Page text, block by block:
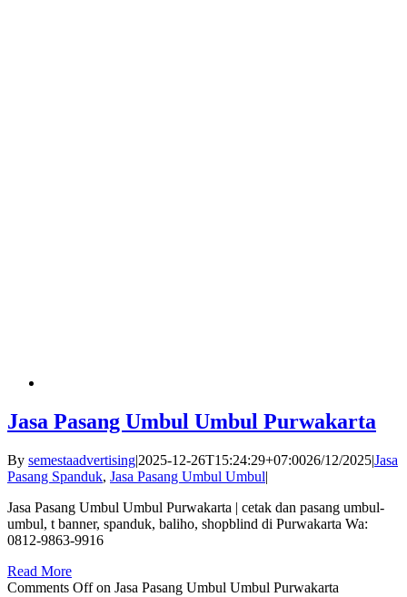
Jasa Pasang Umbul Umbul Purwakarta
By semestaadvertising|2025-12-26T15:24:29+07:0026/12/2025|Jasa
Pasang Spanduk, Jasa Pasang Umbul Umbul|
Jasa Pasang Umbul Umbul Purwakarta | cetak dan pasang umbul-
umbul, t banner, spanduk, baliho, shopblind di Purwakarta Wa:
0812-9863-9916
Read More
Comments Offon Jasa Pasang Umbul Umbul Purwakarta